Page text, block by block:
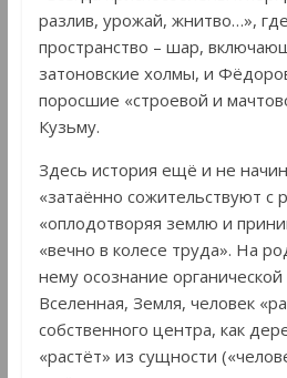
разлив, урожай, жнитво…»,
пространство – шар,
затоновские холмы, и
поросшие «строевой и
Кузьму.
Здесь история ещё и не
«затаённо сожительствуют с
«оплодотворяя землю и
«вечно в колесе труда». На
нему осознание органической
Вселенная, Земля, человек
собственного центра, как
«растёт» из сущности